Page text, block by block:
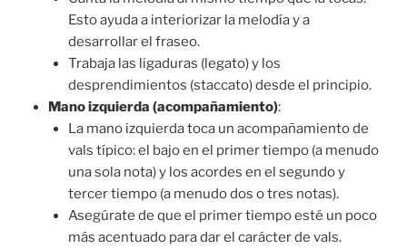
Esto ayuda a interiorizar la melodía y a
desarrollar el fraseo.
Trabaja las ligaduras (legato) y los
desprendimientos (staccato) desde el principio.
Mano izquierda (acompañamiento):
La mano izquierda toca un acompañamiento de
vals típico: el bajo en el primer tiempo (a menudo
una sola nota) y los acordes en el segundo y
tercer tiempo (a menudo dos o tres notas).
Asegúrate de que el primer tiempo esté un poco
más acentuado para dar el carácter de vals.